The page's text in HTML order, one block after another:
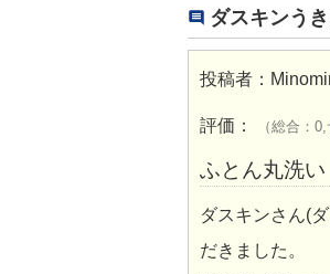
ダスキンう
投稿者：
評価： （総合：
ふとん丸洗い
ダスキンさん(
だきました。